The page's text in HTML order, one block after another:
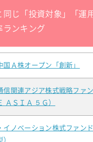
同じ「投資対象」「運
ランキング
国Ａ株オープン「創新」
信関連アジア株式戦略ファ
ＡＳＩＡ ５Ｇ）
イノベーション株式ファンド